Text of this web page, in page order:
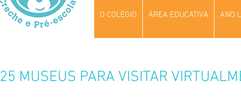
O COLÉGIO ÁREA EDUCATIVA ANO
25 MUSEUS PARA VISITAR